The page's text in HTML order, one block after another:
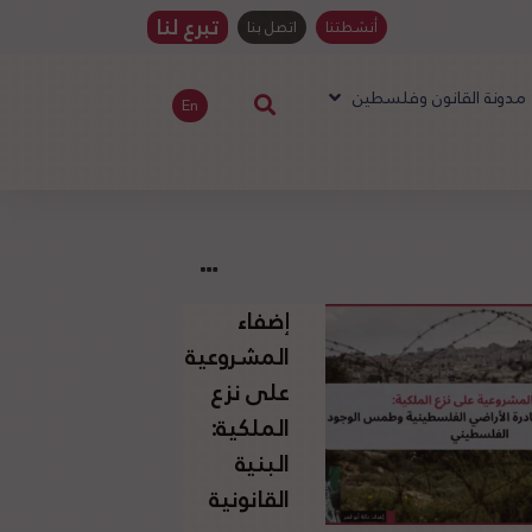
أنشطتنا اتصل بنا تبرع لنا
مدونة القانون وفلسطين En
إضفاء
المشروعية
على نزع
الملكية:
البنية
القانونية